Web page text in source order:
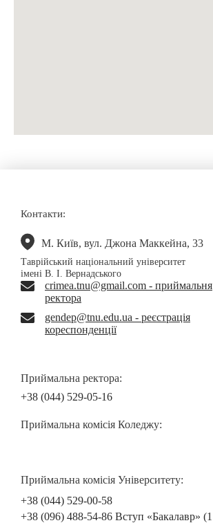
Контакти:
М. Київ, вул. Джона Маккейна, 33
Таврійський національний університет
імені В. І. Вернадського
crimea.tnu@gmail.com - приймальня
ректора
gendep@tnu.edu.ua - реєстрація
кореспонденції
Приймальна ректора:
+38 (044) 529-05-16
Приймальна комісія Коледжу:
Приймальна комісія Університету:
+38 (044) 529-00-58
+38 (096) 488-54-86 Вступ «Бакалавр» (1